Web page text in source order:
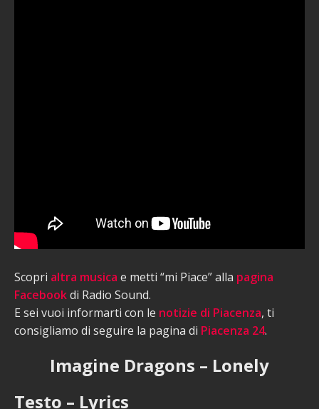
Scopri altra musica e metti “mi Piace” alla pagina
Facebookdi Radio Sound.
E sei vuoi informarti con le notizie di Piacenza, ti
consigliamo di seguire la pagina di Piacenza 24.
Imagine Dragons – Lonely
Testo – Lyrics